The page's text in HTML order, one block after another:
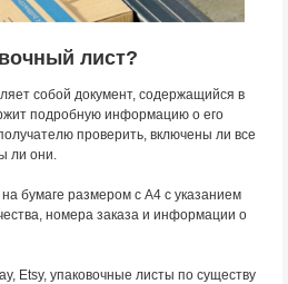
лист?
собой документ, содержащийся в
подробную информацию о его
проверить, включены ли все
ли они.
бумаге размером с А4 с указанием
номера заказа и информации о
Etsy, упаковочные листы по существу